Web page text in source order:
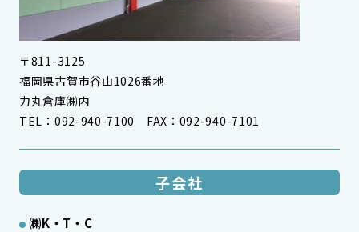
〒811-3125
福岡県古賀市谷山1026番地
力丸倉庫㈱内
TEL：092-940-7100 FAX：092-940-7101
子会社
㈱K・T・C